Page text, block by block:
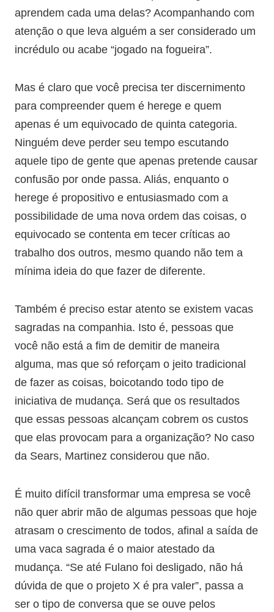
aprendem cada uma delas? Acompanhando com
atenção o que leva alguém a ser considerado um
incrédulo ou acabe “jogado na fogueira”.
Mas é claro que você precisa ter discernimento
para compreender quem é herege e quem
apenas é um equivocado de quinta categoria.
Ninguém deve perder seu tempo escutando
aquele tipo de gente que apenas pretende causar
confusão por onde passa. Aliás, enquanto o
herege é propositivo e entusiasmado com a
possibilidade de uma nova ordem das coisas, o
equivocado se contenta em tecer críticas ao
trabalho dos outros, mesmo quando não tem a
mínima ideia do que fazer de diferente.
Também é preciso estar atento se existem vacas
sagradas na companhia. Isto é, pessoas que
você não está a fim de demitir de maneira
alguma, mas que só reforçam o jeito tradicional
de fazer as coisas, boicotando todo tipo de
iniciativa de mudança. Será que os resultados
que essas pessoas alcançam cobrem os custos
que elas provocam para a organização? No caso
da Sears, Martinez considerou que não.
É muito difícil transformar uma empresa se você
não quer abrir mão de algumas pessoas que hoje
atrasam o crescimento de todos, afinal a saída de
uma vaca sagrada é o maior atestado da
mudança. “Se até Fulano foi desligado, não há
dúvida de que o projeto X é pra valer”, passa a
ser o tipo de conversa que se ouve pelos